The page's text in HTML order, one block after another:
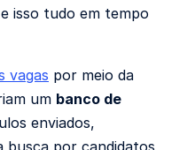
isso tudo em tempo
vagas por meio da
um banco de
enviados,